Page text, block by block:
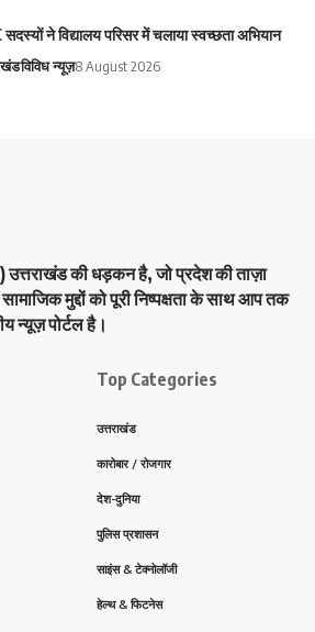
सदस्यों ने विद्यालय परिसर में चलाया स्वच्छता अभियान
विविध न्यूज़8 August 2026
उत्तराखंड की धड़कन है, जो प्रदेश की ताज़ा
मुद्दों को पूरी निष्पक्षता के साथ आप तक
न्यूज़ पोर्टल है।
Top Categories
उत्तराखंड
कारोबार / रोजगार
देश-दुनिया
पुलिस प्रशासन
साइंस & टेक्नोलॉजी
हेल्थ & फिटनेस